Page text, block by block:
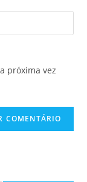
próxima vez